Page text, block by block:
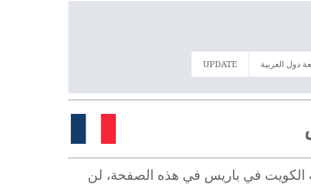
دول العربية UPDATE
الكويت في باريس في هذه الصفحة، لن